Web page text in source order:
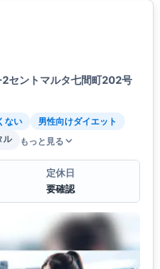
セントマルタ七間町202号
ない
男性向けダイエット
ル もっと見る
定休日
要確認